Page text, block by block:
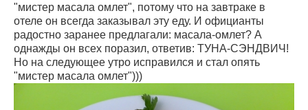
"мистер масала омлет", потому что на завтраке в
отеле он всегда заказывал эту еду. И официанты
радостно заранее предлагали: масала-омлет? А
однажды он всех поразил, ответив: ТУНА-СЭНДВИЧ!
Но на следующее утро исправился и стал опять
"мистер масала омлет")))